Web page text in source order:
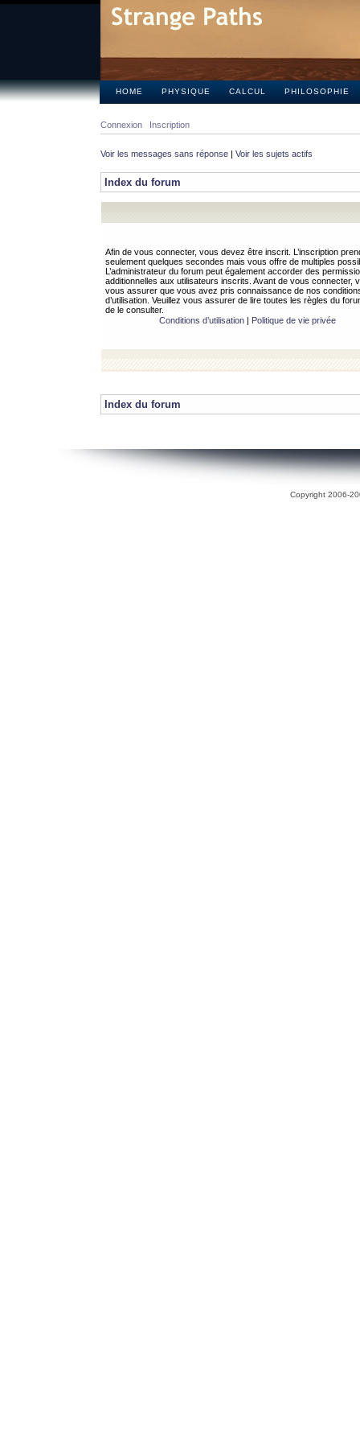
HOME PHYSIQUE CALCUL PHILOSOPHIE
Connexion Inscription
Voir les messages sans réponse | Voir les sujets actifs
Index du forum
Afin de vous connecter, vous devez être inscrit. L’inscription
seulement quelques secondes mais vous offre de multiples
L’administrateur du forum peut également accorder des
additionnelles aux utilisateurs inscrits. Avant de vous connecter,
vous assurer que vous avez pris connaissance de nos
d’utilisation. Veuillez vous assurer de lire toutes les règles du
de le consulter.
Conditions d’utilisation| Politique de vie privée
Index du forum
Copyright 2006-